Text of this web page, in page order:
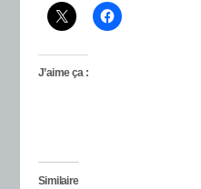
J’aime ça :
Similaire